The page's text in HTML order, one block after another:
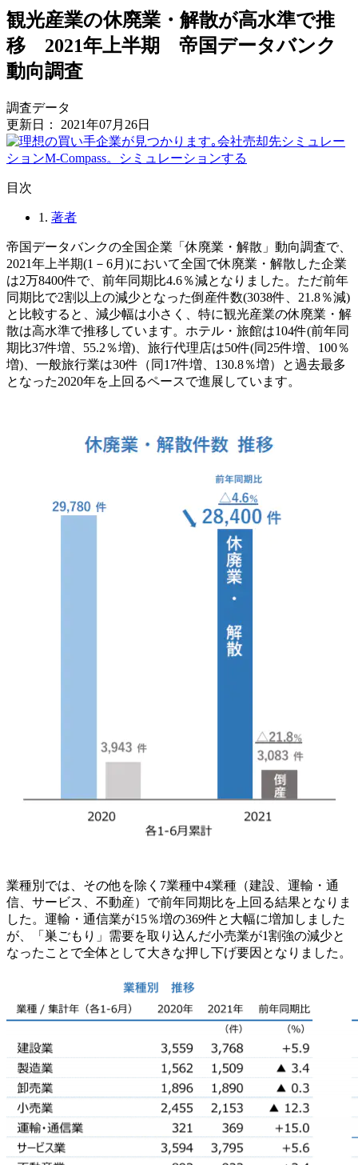
観光産業の休廃業・解散が高水準で推
移 2021年上半期 帝国データバンク
動向調査
調査データ
更新日： 2021年07月26日
⽬次
1. 著者
帝国データバンクの全国企業「休廃業・解散」動向調査で、
2021年上半期(1－6月)において全国で休廃業・解散した企業
は2万8400件で、前年同期比4.6％減となりました。ただ前年
同期比で2割以上の減少となった倒産件数(3038件、21.8％減)
と比較すると、減少幅は小さく、特に観光産業の休廃業・解
散は高水準で推移しています。ホテル・旅館は104件(前年同
期比37件増、55.2％増)、旅行代理店は50件(同25件増、100％
増)、一般旅行業は30件（同17件増、130.8％増）と過去最多
となった2020年を上回るペースで進展しています。
業種別では、その他を除く7業種中4業種（建設、運輸・通
信、サービス、不動産）で前年同期比を上回る結果となりま
した。運輸・通信業が15％増の369件と大幅に増加しました
が、「巣ごもり」需要を取り込んだ小売業が1割強の減少と
なったことで全体として大きな押し下げ要因となりました。